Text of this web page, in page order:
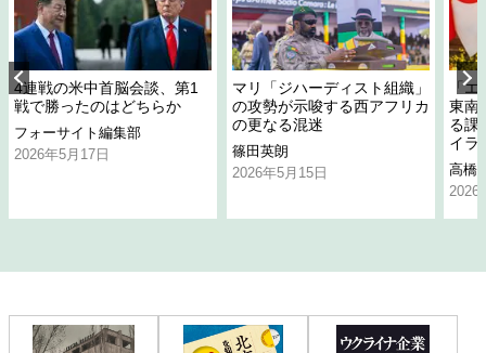
4連戦の米中首脳会談、第1
戦で勝ったのはどちらか
フォーサイト編集部
2026年5月17日
マリ「ジハーディスト組織」
の攻勢が示唆する西アフリカ
の更なる混迷
篠田英朗
2026年5月15日
「
東南
る課
イラ
高橋
2026